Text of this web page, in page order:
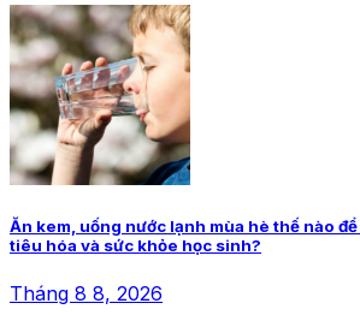
Ăn kem, uống nước lạnh mùa hè thế nào
tiêu hóa và sức khỏe học sinh?
Tháng 8 8, 2026